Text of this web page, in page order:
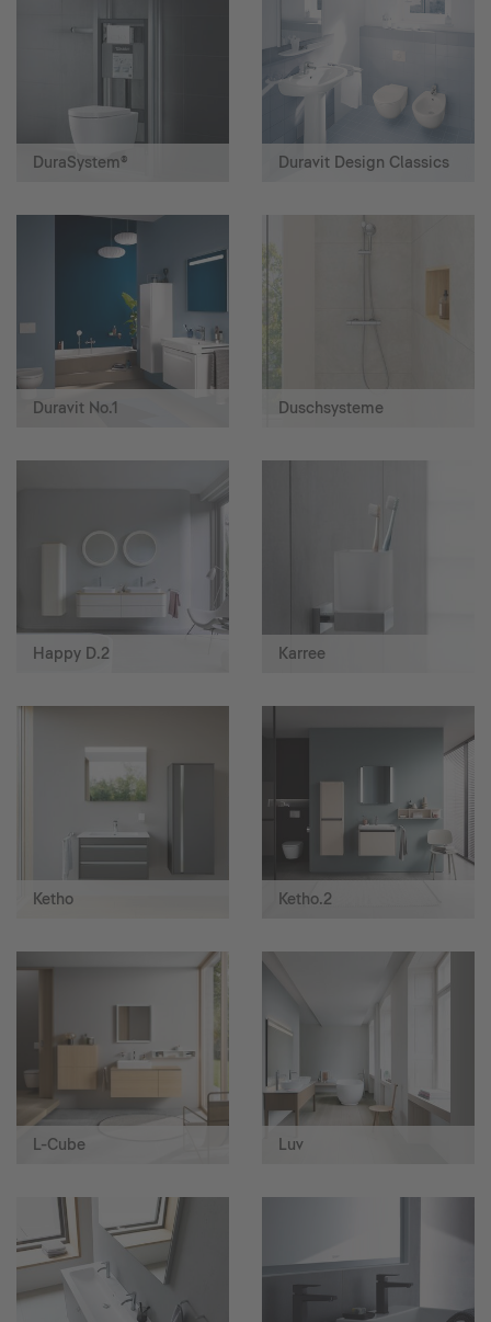
DuraSystem® Duravit Design Classics
Duravit No.1 Duschsysteme
Happy D.2 Karree
Ketho Ketho.2
L-Cube Luv